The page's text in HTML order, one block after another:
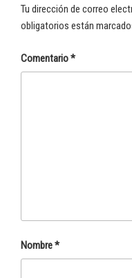
Tu dirección de correo
obligatorios están
Comentario*
Nombre*